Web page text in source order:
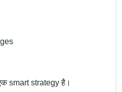
smart strategy है।